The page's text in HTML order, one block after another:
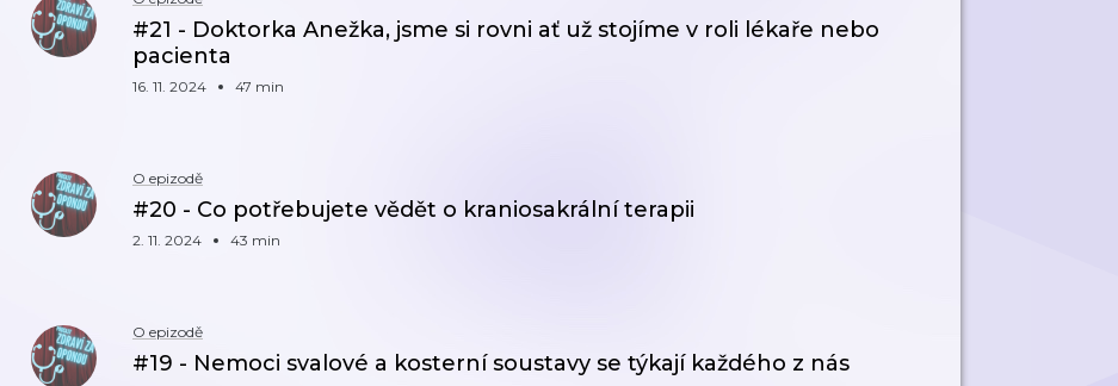
#21 - Doktorka Anežka, jsme si rovni ať už stojíme v roli lékaře nebo
pacienta
16. 11. 2024 47 min
O epizodě
#20 - Co potřebujete vědět o kraniosakrální terapii
2. 11. 2024 43 min
O epizodě
#19 - Nemoci svalové a kosterní soustavy se týkají každého z nás